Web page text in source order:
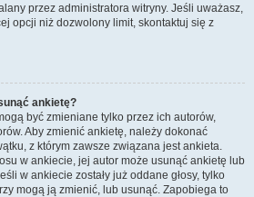
przez administratora witryny. Jeśli uważasz,
opcji niż dozwolony limit, skontaktuj się z
ankietę?
być zmieniane tylko przez ich autorów,
Aby zmienić ankietę, należy dokonać
z którym zawsze związana jest ankieta.
w ankiecie, jej autor może usunąć ankietę lub
w ankiecie zostały już oddane głosy, tylko
mogą ją zmienić, lub usunąć. Zapobiega to